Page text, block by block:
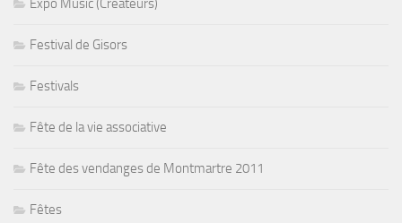
Expo Music (Créateurs)
Festival de Gisors
Festivals
Fête de la vie associative
Fête des vendanges de Montmartre 2011
Fêtes